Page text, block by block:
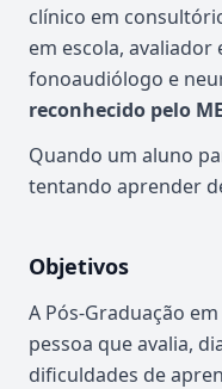
clínico em
em escola,
fonoaudiólogo e
reconhecido pelo
Quando um aluno
tentando aprender
Objetivos
A Pós-Graduação
pessoa que avalia,
dificuldades de